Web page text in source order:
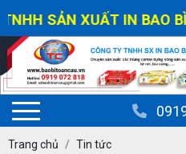
SẢN XUẤT IN BAO BÌ
Trang chủ
Tin tức